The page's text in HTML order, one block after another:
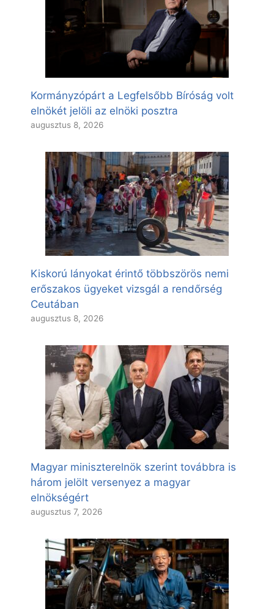
Kormányzópárt a Legfelsőbb Bíróság volt
elnökét jelöli az elnöki posztra
augusztus 8, 2026
Kiskorú lányokat érintő többszörös nemi
erőszakos ügyeket vizsgál a rendőrség
Ceutában
augusztus 8, 2026
Magyar miniszterelnök szerint továbbra is
három jelölt versenyez a magyar
elnökségért
augusztus 7, 2026